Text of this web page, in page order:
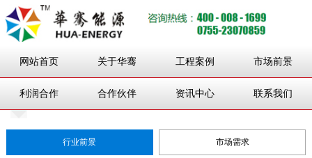
网站首页 关于华骞 工程案例 市场前景
利润合作 合作伙伴 资讯中心 联系我们
行业前景 市场需求